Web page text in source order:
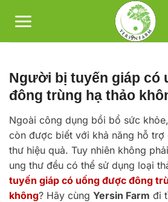
qua
Người bị tuyến giáp có
đông trùng hạ thảo
Ngoài công dụng bồi bổ sức
còn được biết với khả năng hỗ trợ
thư hiệu quả. Tuy nhiên không
ung thư đều có thể sử dụng loại
tuyến giáp có uống được đông
không? Hãy cùng Yersin Farm đi